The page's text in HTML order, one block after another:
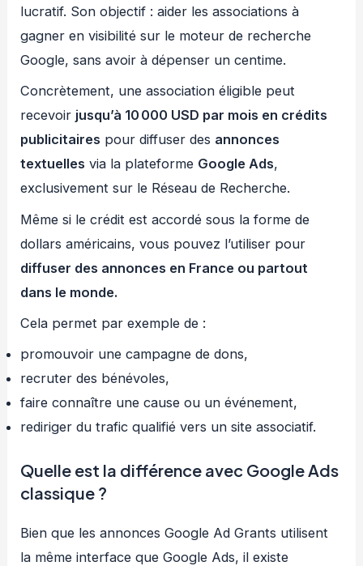
lucratif. Son objectif : aider les associations à
gagner en visibilité sur le moteur de recherche
Google, sans avoir à dépenser un centime.
Concrètement, une association éligible peut
recevoir jusqu’à 10 000 USD par mois en crédits
publicitaires pour diffuser des annonces
textuelles via la plateforme Google Ads,
exclusivement sur le Réseau de Recherche.
Même si le crédit est accordé sous la forme de
dollars américains, vous pouvez l’utiliser pour
diffuser des annonces en France ou partout
dans le monde.
Cela permet par exemple de :
promouvoir une campagne de dons,
recruter des bénévoles,
faire connaître une cause ou un événement,
rediriger du trafic qualifié vers un site associatif.
Quelle est la différence avec Google Ads
classique ?
Bien que les annonces Google Ad Grants utilisent
la même interface que Google Ads, il existe